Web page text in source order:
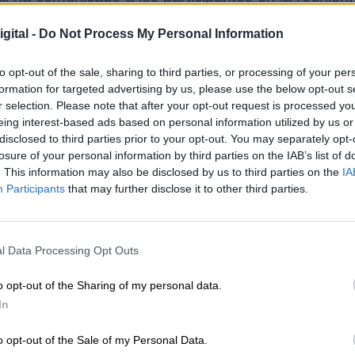
- Do Not Process My Personal Information
opt-out of the sale, sharing to third parties, or processing of your
for targeted advertising by us, please use the below opt-out
selection. Please note that after your opt-out request is processed
interest-based ads based on personal information utilized by us
to third parties prior to your opt-out. You may separately
of your personal information by third parties on the IAB’s list of
This information may also be disclosed by us to third parties on the
Participants that may further disclose it to other third parties.
Data Processing Opt Outs
opt-out of the Sharing of my personal data.
opt-out of the Sale of my Personal Data.
Vasco, Valencia, Asturias, Sevilla,
del Ministerio de Trabajo y Economía Social,
de
los Trabajadores.
se reúne con trabajadoras autónomas
los problemas del teletrabajo
tres cuestiones. En primer lugar, que se
autónomopagadas. También que los
Por último, han solicitado más
la ley que no cumplirla.